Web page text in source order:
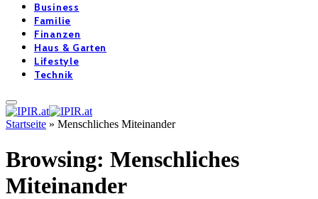
Business
Familie
Finanzen
Haus & Garten
Lifestyle
Technik
Startseite » Menschliches Miteinander
Browsing: Menschliches
Miteinander